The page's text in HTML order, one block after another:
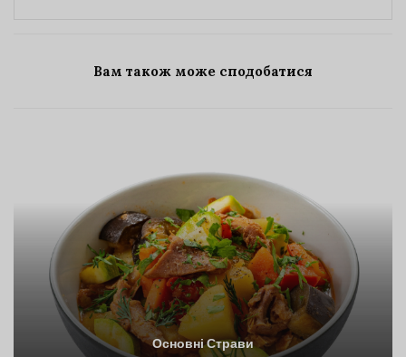
Вам також може сподобатися
Основні Страви